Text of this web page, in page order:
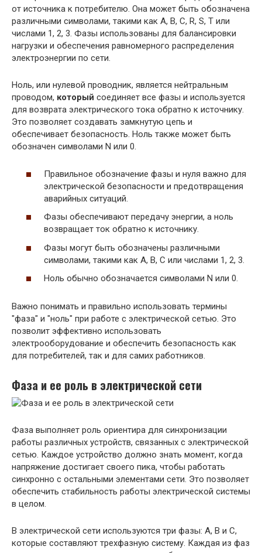
от источника к потребителю. Она может быть обозначена
различными символами, такими как А, В, С, R, S, T или
числами 1, 2, 3. Фазы использованы для балансировки
нагрузки и обеспечения равномерного распределения
электроэнергии по сети.
Ноль, или нулевой проводник, является нейтральным
проводом, который соединяет все фазы и используется
для возврата электрического тока обратно к источнику.
Это позволяет создавать замкнутую цепь и
обеспечивает безопасность. Ноль также может быть
обозначен символами N или 0.
Правильное обозначение фазы и нуля важно для
электрической безопасности и предотвращения
аварийных ситуаций.
Фазы обеспечивают передачу энергии, а ноль
возвращает ток обратно к источнику.
Фазы могут быть обозначены различными
символами, такими как А, В, С или числами 1, 2, 3.
Ноль обычно обозначается символами N или 0.
Важно понимать и правильно использовать термины
"фаза" и "ноль" при работе с электрической сетью. Это
позволит эффективно использовать
электрооборудование и обеспечить безопасность как
для потребителей, так и для самих работников.
Фаза и ее роль в электрической сети
Фаза выполняет роль ориентира для синхронизации
работы различных устройств, связанных с электрической
сетью. Каждое устройство должно знать момент, когда
напряжение достигает своего пика, чтобы работать
синхронно с остальными элементами сети. Это позволяет
обеспечить стабильность работы электрической системы
в целом.
В электрической сети используются три фазы: A, B и C,
которые составляют трехфазную систему. Каждая из фаз